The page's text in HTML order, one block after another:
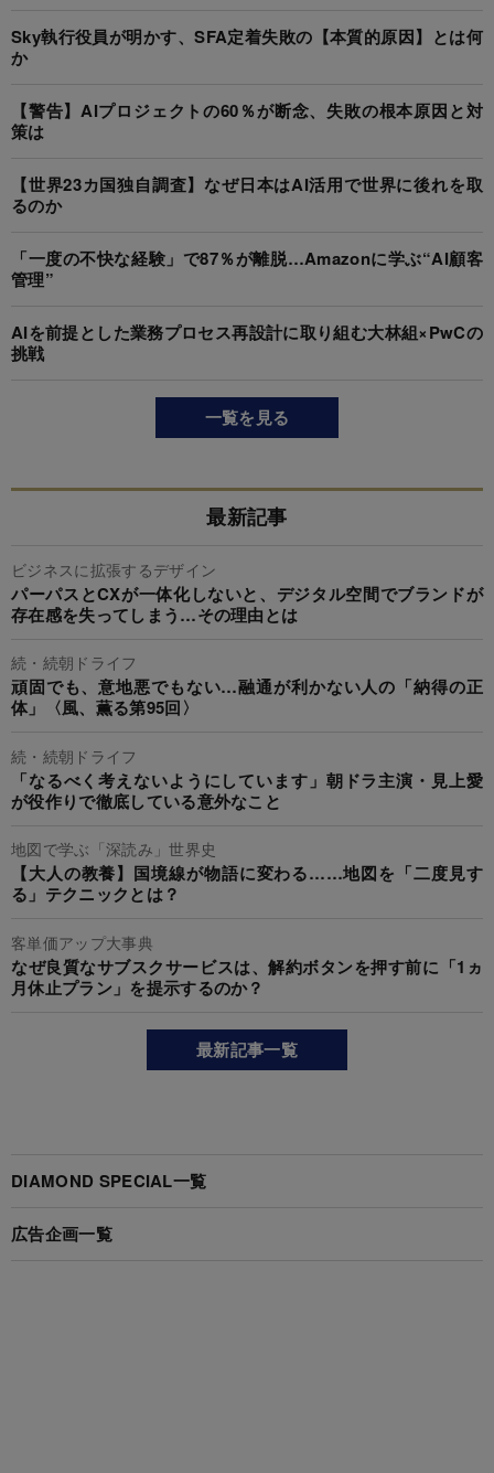
Sky執行役員が明かす、SFA定着失敗の【本質的原因】とは何
か
【警告】AIプロジェクトの60％が断念、失敗の根本原因と対
策は
【世界23カ国独自調査】なぜ日本はAI活用で世界に後れを取
るのか
「一度の不快な経験」で87％が離脱…Amazonに学ぶ“AI顧客
管理”
AIを前提とした業務プロセス再設計に取り組む大林組×PwCの
挑戦
一覧を見る
最新記事
ビジネスに拡張するデザイン
パーパスとCXが一体化しないと、デジタル空間でブランドが
存在感を失ってしまう…その理由とは
続・続朝ドライフ
頑固でも、意地悪でもない…融通が利かない人の「納得の正
体」〈風、薫る第95回〉
続・続朝ドライフ
「なるべく考えないようにしています」朝ドラ主演・見上愛
が役作りで徹底している意外なこと
地図で学ぶ「深読み」世界史
【大人の教養】国境線が物語に変わる……地図を「二度見す
る」テクニックとは？
客単価アップ大事典
なぜ良質なサブスクサービスは、解約ボタンを押す前に「1ヵ
月休止プラン」を提示するのか？
最新記事一覧
DIAMOND SPECIAL一覧
広告企画一覧